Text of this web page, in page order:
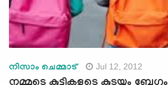
നിസാം ചെമ്മാട്‌ Jul 12, 2012